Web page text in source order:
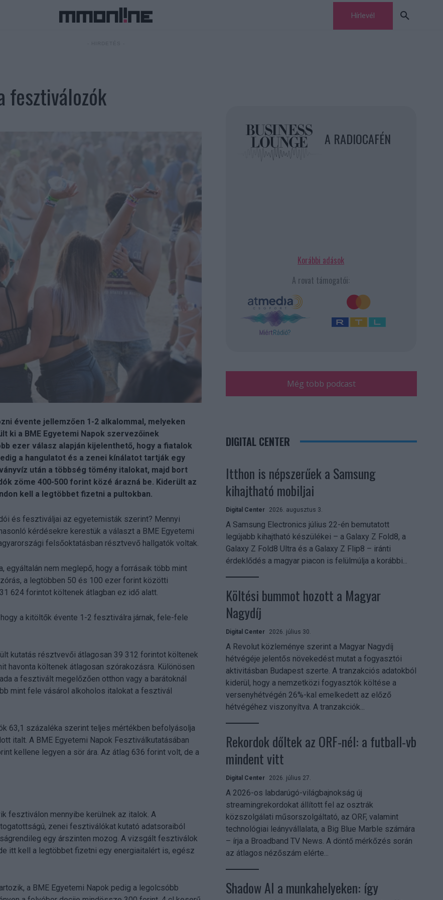
Hírlevél
fesztiválozók
évente jellemzően 1-2 alkalommal, melyeken
ki a BME Egyetemi Napok szervezőinek
ezer válasz alapján kijelenthető, hogy a fiatalok
a hangulatot és a zenei kínálatot tartják egy
után a többség tömény italokat, majd bort
zöme 400-500 forint közé árazná be. Kiderült az
kell a legtöbbet fizetni a pultokban.
és fesztiváljai az egyetemisták szerint? Mennyi
kérdésekre kerestük a választ a BME Egyetemi
felsőoktatásban résztvevő hallgatók voltak.
nem meglepő, hogy a forrásaik több mint
a legtöbben 50 és 100 ezer forint közötti
624 forintot költenek átlagban ez idő alatt.
a kitöltők évente 1-2 fesztiválra járnak, fele-fele
kutatás résztvevői átlagosan 39 312 forintot költenek
havonta költenek átlagosan szórakozásra. Különösen
a fesztivált megelőzően otthon vagy a barátoknál
mint fele vásárol alkoholos italokat a fesztivál
63,1 százaléka szerint teljes mértékben befolyásolja
italt. A BME Egyetemi Napok Fesztiválkutatásában
kellene legyen a sör ára. Az átlag 636 forint volt, de a
fesztiválon mennyibe kerülnek az italok. A
zenei fesztiválókat kutató adatsoraiból
egy árszinten mozog. A vizsgált fesztiválok
itt kell a legtöbbet fizetni egy energiaitalért is, egész
a BME Egyetemi Napok pedig a legolcsóbb
A RADIOCAFÉN
Korábbi adások
A rovat támogatói:
Még több podcast
DIGITAL CENTER
Itthon is népszerűek a Samsung
kihajtható mobiljai
Digital Center 2026. augusztus 3.
A Samsung Electronics július 22-én bemutatott
legújabb kihajtható készülékei – a Galaxy Z Fold8, a
Galaxy Z Fold8 Ultra és a Galaxy Z Flip8 – iránti
érdeklődés a magyar piacon is felülmúlja a korábbi...
Költési bummot hozott a Magyar
Nagydíj
Digital Center 2026. július 30.
A Revolut közleménye szerint a Magyar Nagydíj
hétvégéje jelentős növekedést mutat a fogyasztói
aktivitásban Budapest szerte. A tranzakciós adatokból
kiderül, hogy a nemzetközi fogyasztók költése a
versenyhétvégén 26%-kal emelkedett az előző
hétvégéhez viszonyítva. A tranzakciók...
Rekordok dőltek az ORF-nél: a futball-vb
mindent vitt
Digital Center 2026. július 27.
A 2026-os labdarúgó-világbajnokság új
streamingrekordokat állított fel az osztrák
közszolgálati műsorszolgáltató, az ORF, valamint
technológiai leányvállalata, a Big Blue Marble számára
– írja a Broadband TV News. A döntő mérkőzés során
az átlagos nézőszám elérte...
Shadow AI a munkahelyeken: így